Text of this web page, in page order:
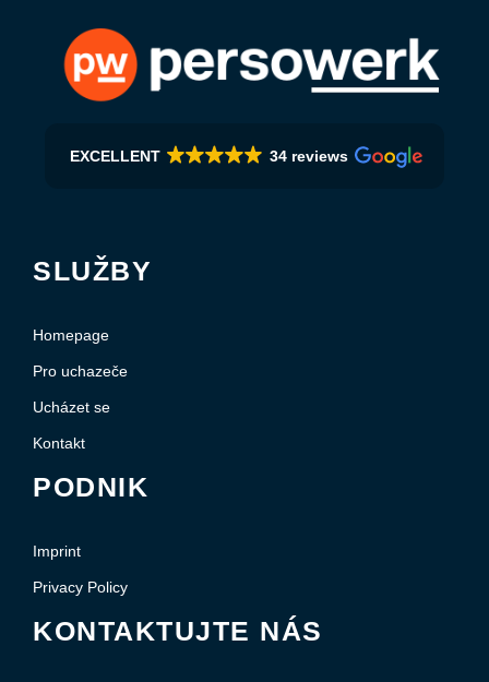
EXCELLENT 34 reviews
SLUŽBY
Homepage
Pro uchazeče
Ucházet se
Kontakt
PODNIK
Imprint
Privacy Policy
KONTAKTUJTE NÁS